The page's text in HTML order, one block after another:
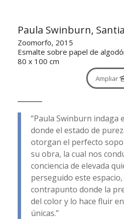
Paula Swinburn,
Zoomorfo, 2015
Esmalte sobre papel de
80 x 100 cm
Ampliar
“Paula Swinburn indaga
donde el estado de
otorgan el perfecto
su obra, la cual nos
conciencia de elevada
perseguido este
contrapunto donde la
del color y lo hace fluir
únicas.”